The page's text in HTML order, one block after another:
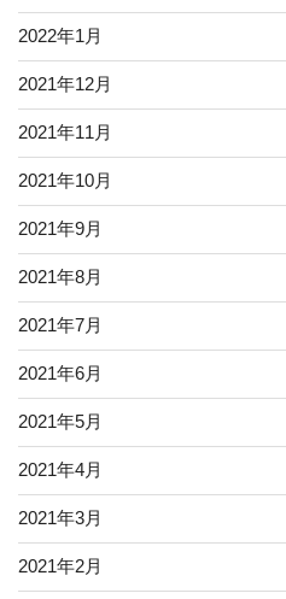
2022年1月
2021年12月
2021年11月
2021年10月
2021年9月
2021年8月
2021年7月
2021年6月
2021年5月
2021年4月
2021年3月
2021年2月